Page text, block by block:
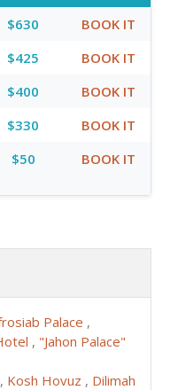
$630
BOOK IT
$425
BOOK IT
$400
BOOK IT
$330
BOOK IT
$50 BOOK IT
Palace ,
, "Jahon Palace"
, Kosh Hovuz , Dilimah